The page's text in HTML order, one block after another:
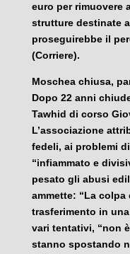
euro per rimuovere
strutture destinate
proseguirebbe il
(Corriere).
Moschea chiusa,
Dopo 22 anni
Tawhid di corso
L’associazione
fedeli, ai problemi
“infiammato e
pesato gli abusi
ammette: “La
trasferimento in
vari tentativi, “non
stanno spostando